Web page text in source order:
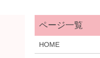
HOME